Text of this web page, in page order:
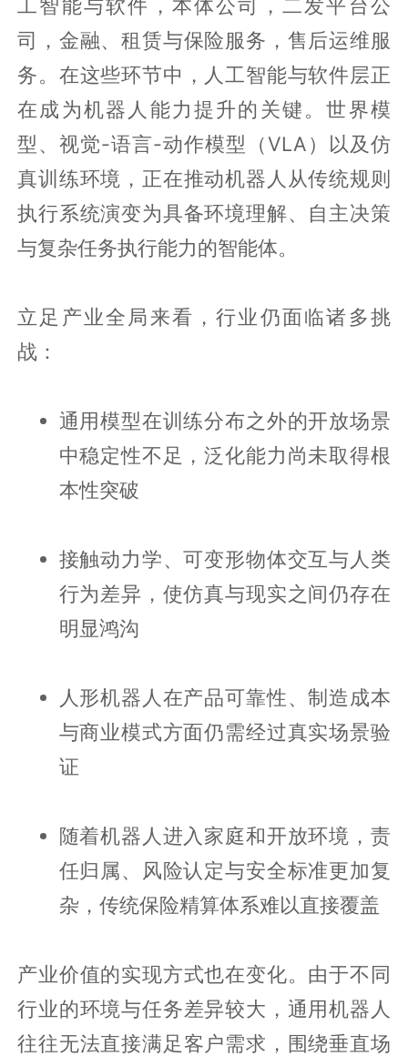
工智能与软件，本体公司，二发平台公
司，金融、租赁与保险服务，售后运维服
务。在这些环节中，人工智能与软件层正
在成为机器人能力提升的关键。世界模
型、视觉-语言-动作模型（VLA）以及仿
真训练环境，正在推动机器人从传统规则
执行系统演变为具备环境理解、自主决策
与复杂任务执行能力的智能体。
立足产业全局来看，行业仍面临诸多挑
战：
通用模型在训练分布之外的开放场景
中稳定性不足，泛化能力尚未取得根
本性突破
接触动力学、可变形物体交互与人类
行为差异，使仿真与现实之间仍存在
明显鸿沟
人形机器人在产品可靠性、制造成本
与商业模式方面仍需经过真实场景验
证
随着机器人进入家庭和开放环境，责
任归属、风险认定与安全标准更加复
杂，传统保险精算体系难以直接覆盖
产业价值的实现方式也在变化。由于不同
行业的环境与任务差异较大，通用机器人
往往无法直接满足客户需求，围绕垂直场